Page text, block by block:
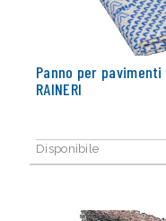
Panno per
RAINERI
Disponibile